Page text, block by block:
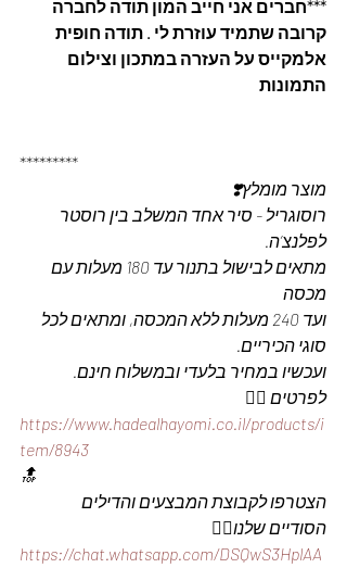
***חברים אני חייב המון תודה לחברה
קרובה שתמיד עוזרת לי . תודה חופית
אלמקייס על העזרה במתכון וצילום
התמונות
*********
מוצר מומלץ❣️
רוסוגריל - סיר אחד המשלב בין רוסטר
לפלנצ’ה.
מתאים לבישול בתנור עד 180 מעלות עם
מכסה
ועד 240 מעלות ללא המכסה, ומתאים לכל
סוגי הכיריים.
ועכשיו במחיר בלעדי ובמשלוח חינם.
לפרטים 👇🏼
https://www.hadealhayomi.co.il/products/i
tem/8943
🔝
הצטרפו לקבוצת המבצעים והדילים
הסודיים שלנו👇🏼
https://chat.whatsapp.com/DSQwS3HplAA